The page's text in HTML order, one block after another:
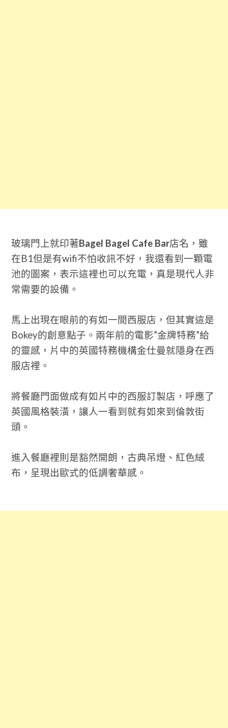
玻璃門上就印著Bagel Bagel Cafe Bar店名，雖
在B1但是有wifi不怕收訊不好，我還看到一顆電
池的圖案，表示這裡也可以充電，真是現代人非
常需要的設備。
馬上出現在眼前的有如一間西服店，但其實這是
Bokey的創意點子。兩年前的電影”金牌特務”給
的靈感，片中的英國特務機構金仕曼就隱身在西
服店裡。
將餐廳門面做成有如片中的西服訂製店，呼應了
英國風格裝潢，讓人一看到就有如來到倫敦街
頭。
進入餐廳裡則是豁然開朗，古典吊燈、紅色絨
布，呈現出歐式的低調奢華感。